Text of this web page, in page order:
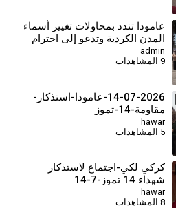
عامودا تندد بمحاولات تغيير أسماء
المدن الكردية وتدعو إلى احترام
الهوية واللغة
admin
9 المشاهدات
14-07-2026-عامودا-استذكار-
مقاومة-14-تموز
hawar
5 المشاهدات
كركي لكي-اجتماع لاستذكار
شهداء 14 تموز-7-14
hawar
8 المشاهدات